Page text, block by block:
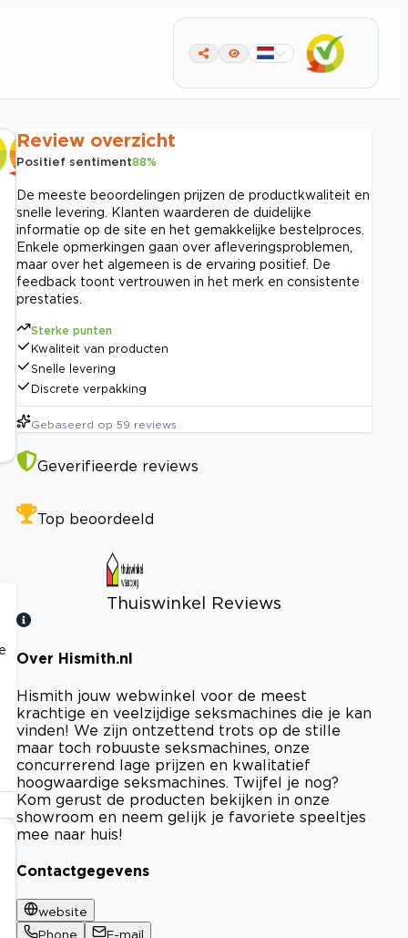
Review overzicht
Positief sentiment88%
De meeste beoordelingen prijzen de productkwaliteit en
snelle levering. Klanten waarderen de duidelijke
informatie op de site en het gemakkelijke bestelproces.
Enkele opmerkingen gaan over afleveringsproblemen,
maar over het algemeen is de ervaring positief. De
feedback toont vertrouwen in het merk en consistente
prestaties.
Sterke punten
Kwaliteit van producten
Snelle levering
Discrete verpakking
Gebaseerd op 59 reviews
Geverifieerde reviews
Top beoordeeld
Thuiswinkel Reviews
Bekijk certificaat
Over Hismith.nl
Hismith jouw webwinkel voor de meest
krachtige en veelzijdige seksmachines die je kan
vinden! We zijn ontzettend trots op de stille
maar toch robuuste seksmachines, onze
concurrerend lage prijzen en kwalitatief
hoogwaardige seksmachines. Twijfel je nog?
Kom gerust de producten bekijken in onze
showroom en neem gelijk je favoriete speeltjes
mee naar huis!
Contactgegevens
website
Phone
E-mail